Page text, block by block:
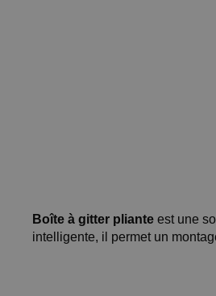
Boîte à gitter pliante est une
intelligente, il permet un